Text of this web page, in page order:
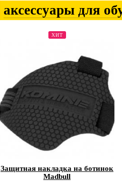
аксессуары для
ХИТ
Защитная накладка на ботинок
Madbull